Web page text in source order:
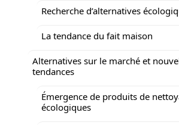
Recherche d’alternatives
La tendance du fait maison
Alternatives sur le marché et
tendances
Émergence de produits de
écologiques